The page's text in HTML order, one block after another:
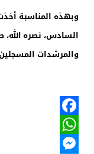
وبهذه المناسبة
السادس، نصره الله،
والمرشدات
Facebook
WhatsApp